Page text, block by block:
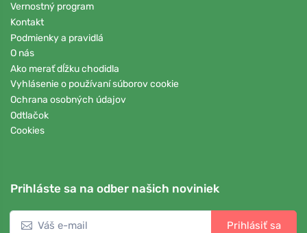
Vernostný program
Kontakt
Podmienky a pravidlá
O nás
Ako merať dĺžku chodidla
Vyhlásenie o používaní súborov cookie
Ochrana osobných údajov
Odtlačok
Cookies
Prihláste sa na odber našich noviniek
Prihlásiť sa